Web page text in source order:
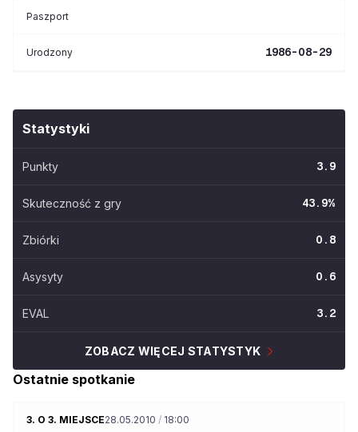
Paszport
Urodzony 1986-08-29
Statystyki
Punkty 3.9
Skuteczność z gry 43.9%
Zbiórki 0.8
Asysyty 0.6
EVAL 3.2
ZOBACZ WIĘCEJ STATYSTYK
Ostatnie spotkanie
3. O 3. MIEJSCE28.05.2010 / 18:00